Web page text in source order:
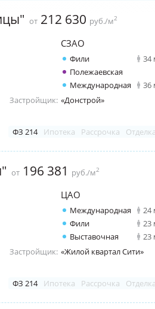
от 212 630 руб./м2
СЗАО
Фили
34
Полежаевская
Международная
36
Застройщик: «Донстрой»
ФЗ 214 Ипотека Рассрочка
от 196 381 руб./м2
ЦАО
Международная
24
Фили
23
Выставочная
23
Застройщик: «Жилой квартал Сити»
ФЗ 214 Ипотека Рассрочка